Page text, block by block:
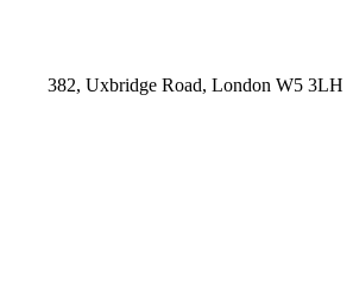
382, Uxbridge Road, London W5 3LH